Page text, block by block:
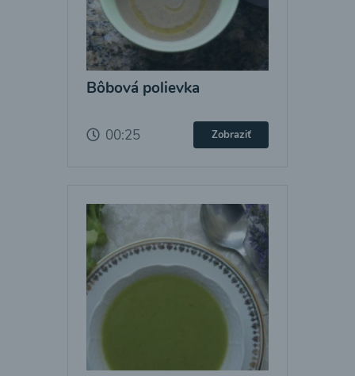
Bôbová polievka
00:25 Zobraziť